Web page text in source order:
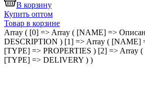
В корзину
Купить оптом
Товар в корзине
Array ( [0] => Array ( [NAME] =>
DESCRIPTION ) [1] => Array ( [NAME]
[TYPE] => PROPERTIES ) [2] => Array
[TYPE] => DELIVERY ) )